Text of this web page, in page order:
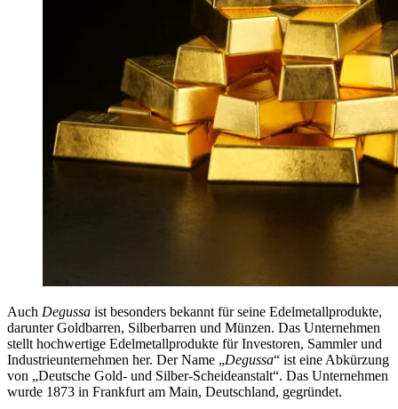
Auch Degussa ist besonders bekannt für seine Edelmetallprodukte,
darunter Goldbarren, Silberbarren und Münzen. Das Unternehmen
stellt hochwertige Edelmetallprodukte für Investoren, Sammler und
Industrieunternehmen her. Der Name „Degussa“ ist eine Abkürzung
von „Deutsche Gold- und Silber-Scheideanstalt“. Das Unternehmen
wurde 1873 in Frankfurt am Main, Deutschland, gegründet.